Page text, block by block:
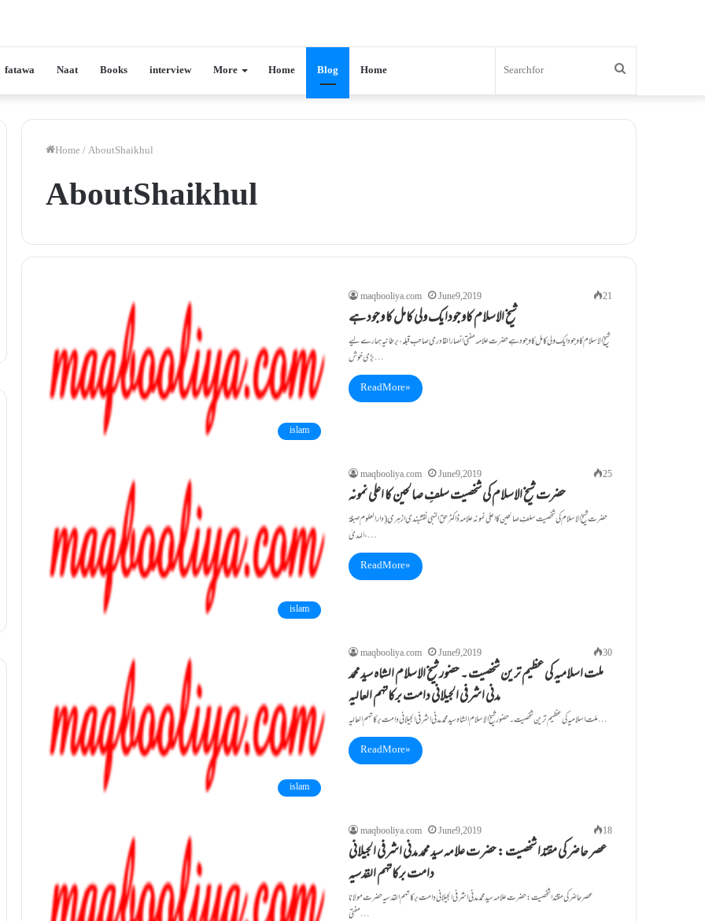
fatawa Naat Books interview More Home Blog Home
for
Home/AboutShaikhul
AboutShaikhul
islam
maqbooliya.com June 9, 2019 21
شیخ الاسلام کاوجودایک ولی کامل کا وجود ہے
شیخ الاسلام کاوجودایک ولی کامل کا وجود ہے حضرت علامہ مفتی انصار القادری صاحب قبلہ، برطانیہ ہمارے لیے
بڑی خوش…
Read More »
islam
maqbooliya.com June 9, 2019 25
حضرت شیخ الاسلام کی شخصیت سلفِ صالحین کا اعلی نمونہ
الہدیٰ،…
Read More »
islam
maqbooliya.com June 9, 2019 30
ملت اسلامیہ کی عظیم ترین شخصیت ۔ حضور شیخ الاسلام الشاہ سید محمد
مدنی اشرفی الجیلانی دامت برکاتہم العالیہ
ملت اسلامیہ کی عظیم ترین شخصیت ۔ حضور شیخ الاسلام الشاہ سید محمد مدنی اشرفی الجیلانی دامت برکاتہم العالیہ …
Read More »
maqbooliya.com June 9, 2019 18
عصر حاضر کی مقتدا شخصیت : حضر ت علامہ سید محمد مدنی اشرفی الجیلانی
دامت برکاتہم القدسیہ
عصر حاضر کی مقتدا شخصیت : حضر ت علامہ سید محمد مدنی اشرفی الجیلانی دامت برکاتہم القدسیہ حضرت مولانا
مفتی…